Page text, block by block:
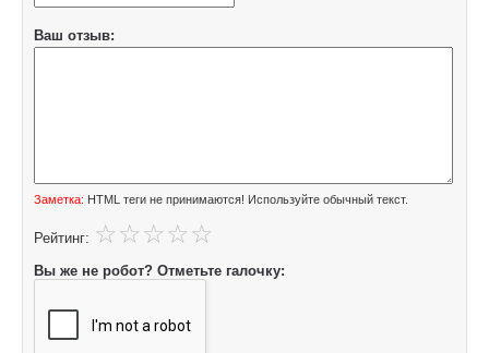
Ваш отзыв:
Заметка: HTML теги не принимаются! Используйте обычный текст.
Рейтинг:
Вы же не робот? Отметьте галочку: